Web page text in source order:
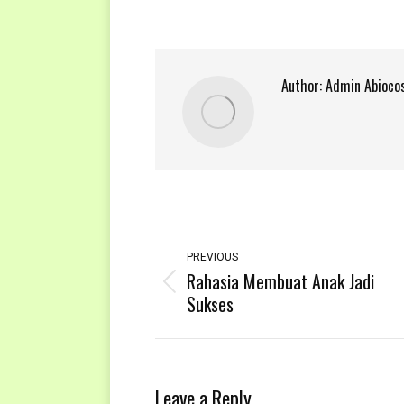
Author:Admin
navigation
PREVIOUS
Previous
post:
Rahasia Membuat Anak Jadi
Sukses
Leave a Reply